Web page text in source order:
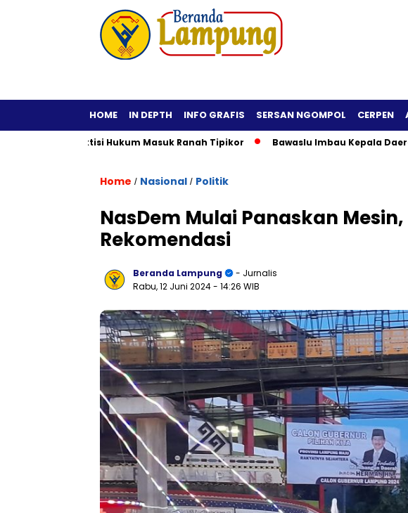
HOME IN DEPTH INFO GRAFIS SERSAN NGOMPOL CERPEN
Praktisi Hukum Masuk Ranah Tipikor Bawaslu Imbau Kepala Daerah
Home / Nasional / Politik
NasDem Mulai Panaskan
Rekomendasi
Beranda Lampung
- Jurnalis
Rabu, 12 Juni 2024- 14:26 WIB